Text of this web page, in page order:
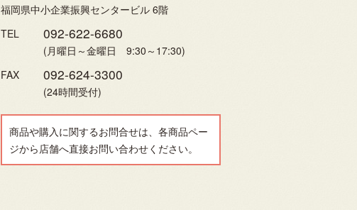
福岡県中小企業振興センタービル 6階
TEL
092-622-6680
(月曜日～金曜日 9:30～17:30)
FAX
092-624-3300
(24時間受付)
商品や購入に関するお問合せは、各商品ペー
ジから店舗へ直接お問い合わせください。